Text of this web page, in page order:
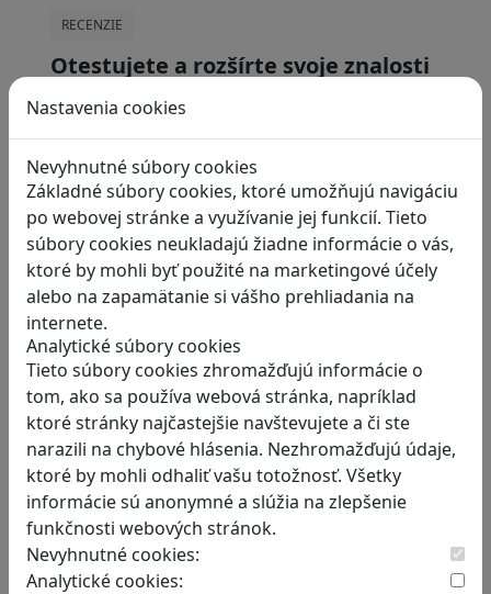
Nastavenia cookies
Nevyhnutné súbory cookies
Základné súbory cookies, ktoré umožňujú navigáciu
po webovej stránke a využívanie jej funkcií. Tieto
súbory cookies neukladajú žiadne informácie o vás,
ktoré by mohli byť použité na marketingové účely
alebo na zapamätanie si vášho prehliadania na
internete.
Analytické súbory cookies
Tieto súbory cookies zhromažďujú informácie o
tom, ako sa používa webová stránka, napríklad
ktoré stránky najčastejšie navštevujete a či ste
narazili na chybové hlásenia. Nezhromažďujú údaje,
ktoré by mohli odhaliť vašu totožnosť. Všetky
informácie sú anonymné a slúžia na zlepšenie
funkčnosti webových stránok.
Nevyhnutné cookies:
Analytické cookies:
RECENZIE
Otestujete a rozšírte svoje znalosti
o svete s hrou Erudite
odborov a…
RECENZIE
Ako ovplyvnil komunistický režim
rodinné vzťahy? To zistíte v hre
„Kto je Helena?“.
Teta Helena je v rodine jedno veľké tabu a len…